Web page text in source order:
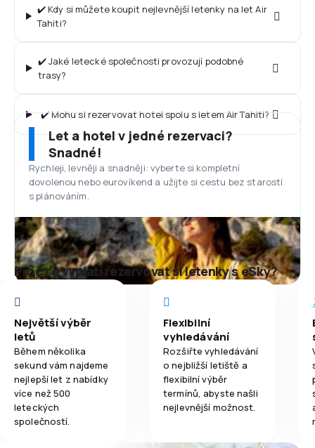
✔️ Kdy si můžete koupit nejlevnější letenky na let Air
Tahiti?
✔️ Jaké letecké společnosti provozují podobné
trasy?
✔️ Mohu si rezervovat hotel spolu s letem Air Tahiti?
Let a hotel v jedné rezervaci?
Snadné!
Rychleji, levněji a snadněji: vyberte si kompletní
dovolenou nebo eurovíkend a užijte si cestu bez starostí
s plánováním.
Proč se vyplatí rezervovat si letenky s eSky?
Největší výběr
letů
Během několika
sekund vám najdeme
nejlepší let z nabídky
více než 500
leteckých
společností.
Flexibilní
vyhledávání
Rozšiřte vyhledávání
o nejbližší letiště a
flexibilní výběr
termínů, abyste našli
nejlevnější možnost.